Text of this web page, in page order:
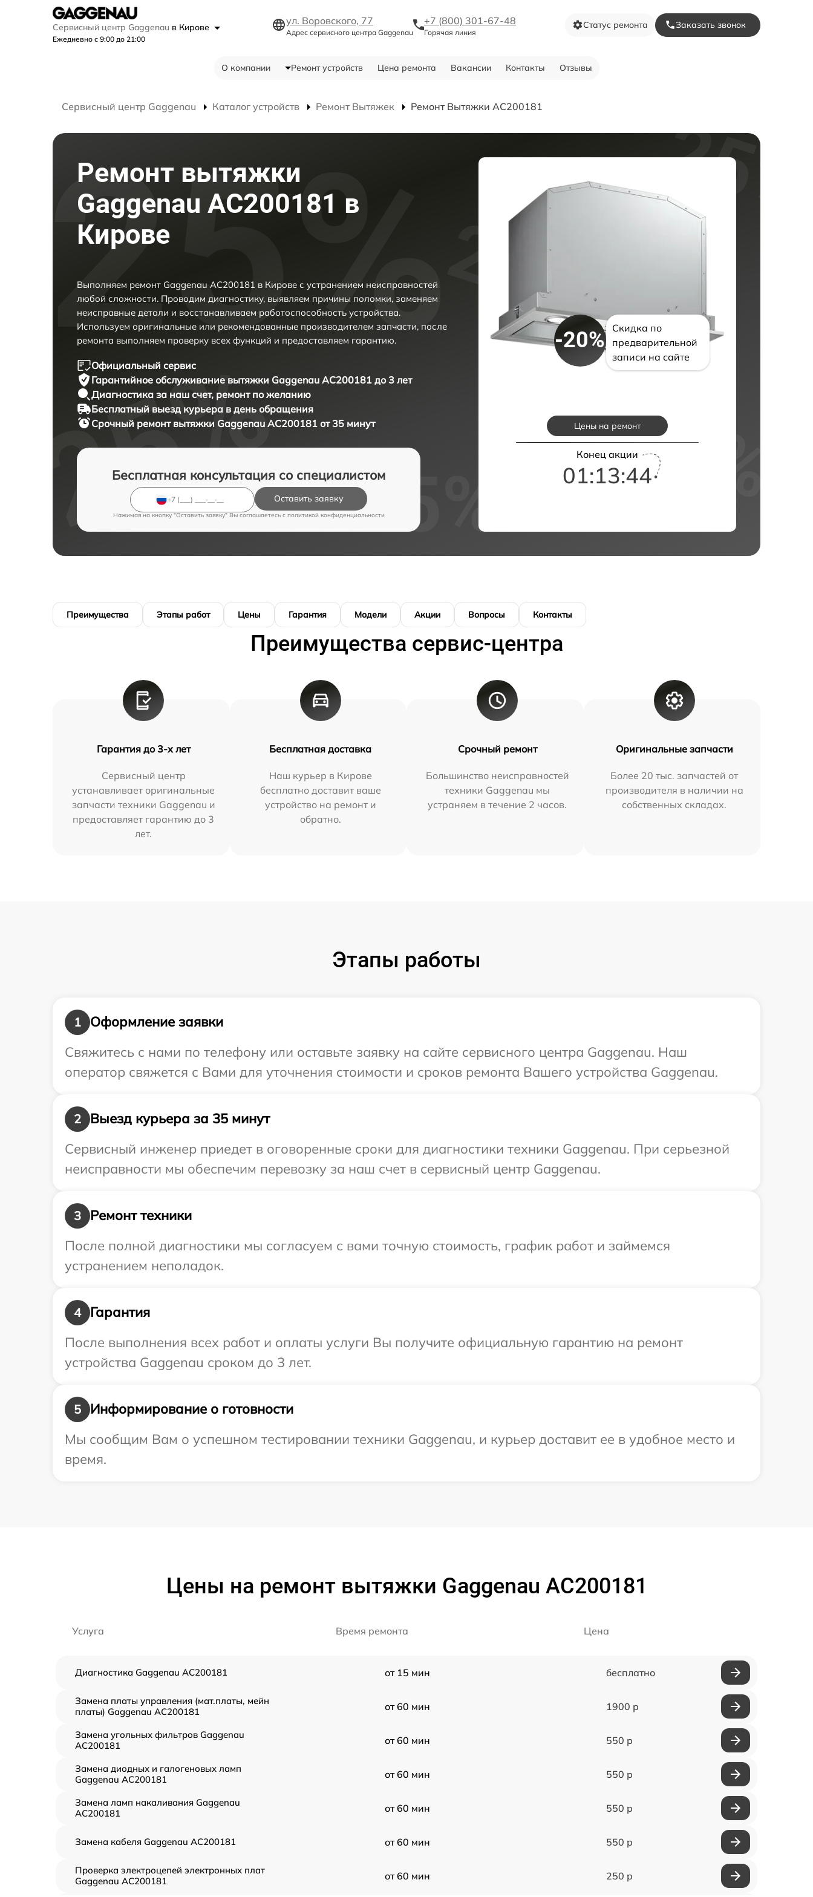
Сервисный центр Gaggenau в Кирове
Ежедневно с 9:00 до 21:00
ул. Воровского, 77
Адрес сервисного центра Gaggenau
+7 (800) 301-67-48
Горячая линия
Статус ремонта Заказать звонок
О компании Ремонт устройств Цена ремонта Вакансии Контакты Отзывы
Сервисный центр Gaggenau Каталог устройств Ремонт Вытяжек Ремонт Вытяжки AC200181
Ремонт вытяжки
Gaggenau AC200181 в
Кирове
Выполняем ремонт Gaggenau AC200181 в Кирове с устранением неисправностей
любой сложности. Проводим диагностику, выявляем причины поломки, заменяем
неисправные детали и восстанавливаем работоспособность устройства.
Используем оригинальные или рекомендованные производителем запчасти, после
ремонта выполняем проверку всех функций и предоставляем гарантию.
Официальный сервис
Гарантийное обслуживание вытяжки Gaggenau AC200181 до 3 лет
Диагностика за наш счет, ремонт по желанию
Бесплатный выезд курьера в день обращения
Срочный ремонт вытяжки Gaggenau AC200181 от 35 минут
Бесплатная консультация со специалистом
Оставить заявку
Нажимая на кнопку "Оставить заявку" Вы соглашаетесь c политикой конфиденциальности
-20%
Скидка по
предварительной
записи на сайте
Цены на ремонт
Конец акции
01:13:43
Преимущества Этапы работ Цены Гарантия Модели Акции Вопросы Контакты
Преимущества сервис-центра
Гарантия до 3-х лет
Сервисный центр
устанавливает оригинальные
запчасти техники Gaggenau и
предоставляет гарантию до 3
лет.
Бесплатная доставка
Наш курьер в Кирове
бесплатно доставит ваше
устройство на ремонт и
обратно.
Срочный ремонт
Большинство неисправностей
техники Gaggenau мы
устраняем в течение 2 часов.
Оригинальные запчасти
Более 20 тыс. запчастей от
производителя в наличии на
собственных складах.
Этапы работы
1
Оформление заявки
Свяжитесь с нами по телефону или оставьте заявку на сайте сервисного центра Gaggenau. Наш
оператор свяжется с Вами для уточнения стоимости и сроков ремонта Вашего устройства Gaggenau.
2
Выезд курьера за 35 минут
Сервисный инженер приедет в оговоренные сроки для диагностики техники Gaggenau. При серьезной
неисправности мы обеспечим перевозку за наш счет в сервисный центр Gaggenau.
3
Ремонт техники
После полной диагностики мы согласуем с вами точную стоимость, график работ и займемся
устранением неполадок.
4
Гарантия
После выполнения всех работ и оплаты услуги Вы получите официальную гарантию на ремонт
устройства Gaggenau сроком до 3 лет.
5
Информирование о готовности
Мы сообщим Вам о успешном тестировании техники Gaggenau, и курьер доставит ее в удобное место и
время.
Цены на ремонт вытяжки Gaggenau AC200181
Услуга Время ремонта Цена
Диагностика Gaggenau AC200181 от 15 мин бесплатно
Замена платы управления (мат.платы, мейн
платы) Gaggenau AC200181
от 60 мин 1900 р
Замена угольных фильтров Gaggenau
AC200181
от 60 мин 550 р
Замена диодных и галогеновых ламп
Gaggenau AC200181
от 60 мин 550 р
Замена ламп накаливания Gaggenau
AC200181
от 60 мин 550 р
Замена кабеля Gaggenau AC200181 от 60 мин 550 р
Проверка электроцепей электронных плат
Gaggenau AC200181
от 60 мин 250 р